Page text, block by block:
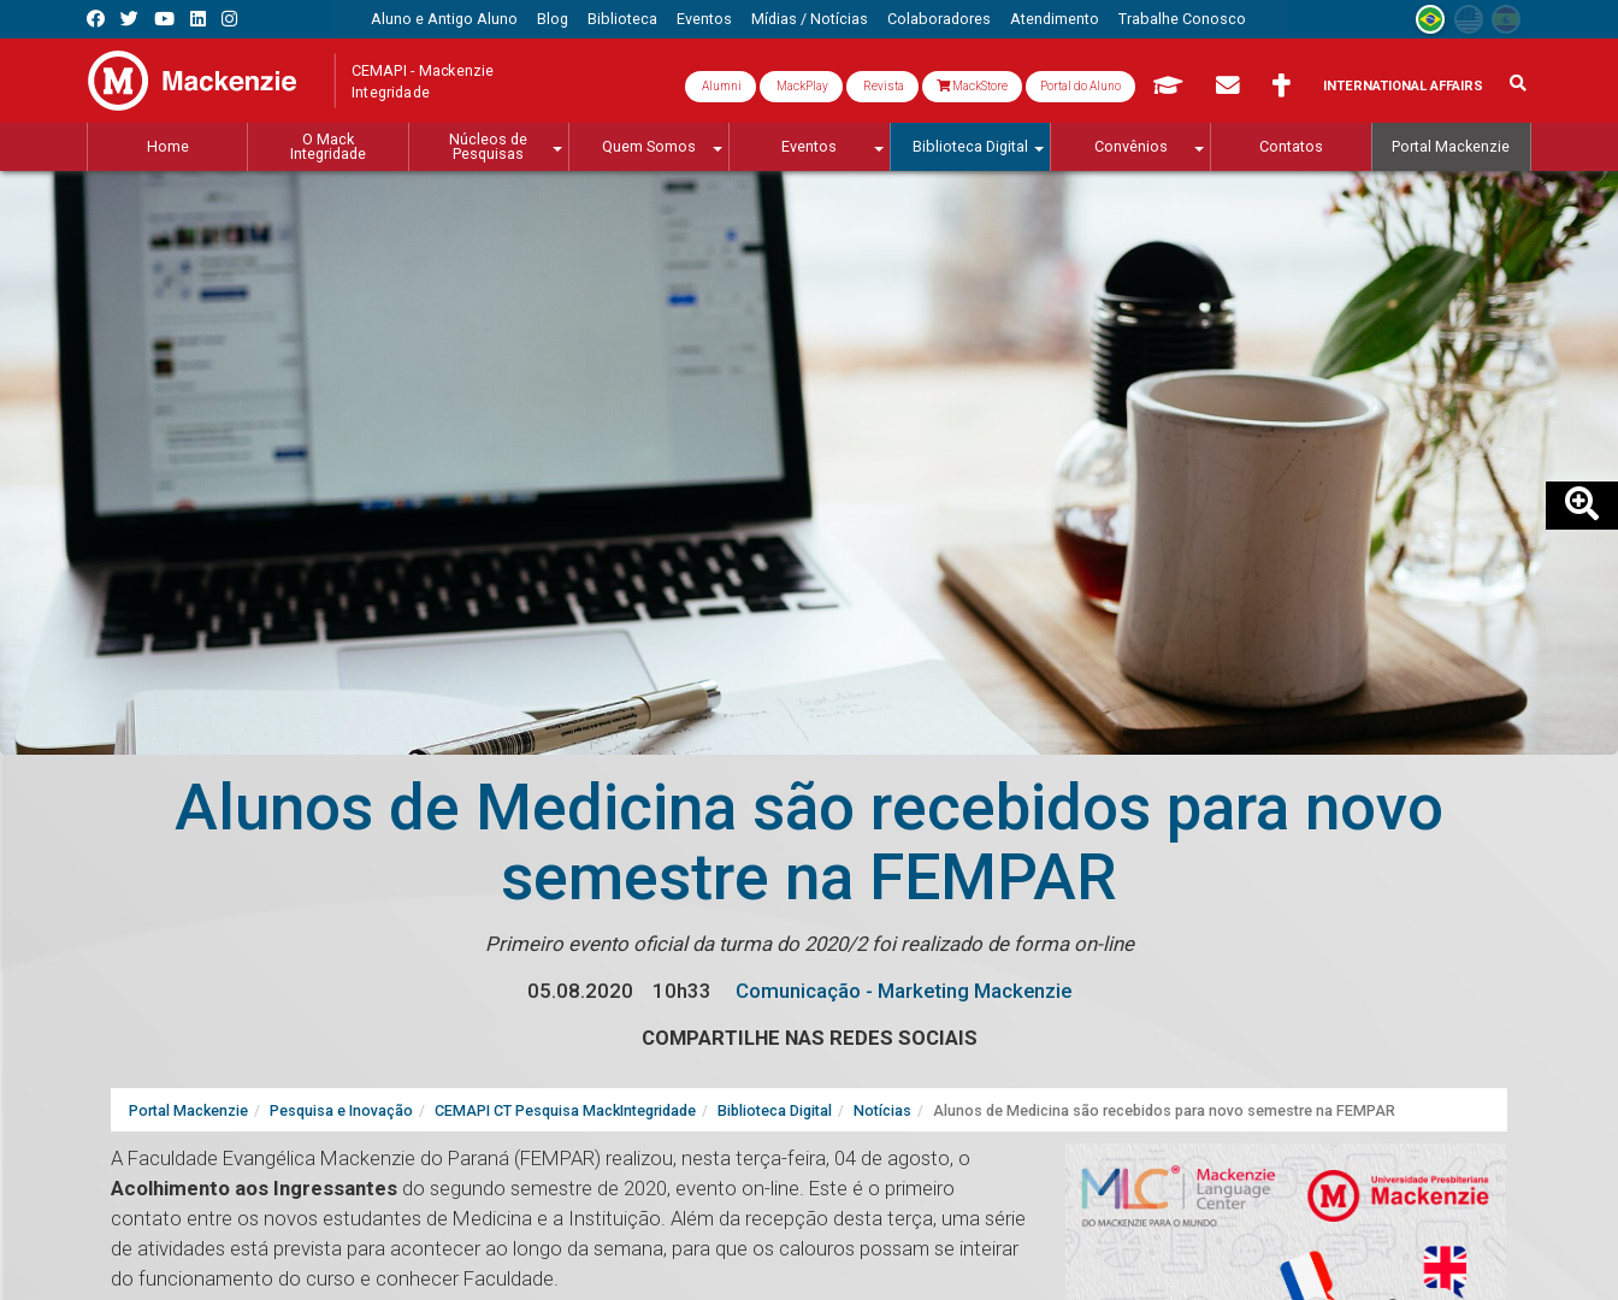
Aluno e Antigo Aluno Blog Biblioteca Eventos Mídias / Notícias Colaboradores Atendimento Trabalhe Conosco
CEMAPI - Mackenzie
Integridade Alumni MackPlay Revista MackStore Portal do Aluno INTERNATIONAL AFFAIRS
Home
O Mack
Integridade
Núcleos de
Pesquisas
Quem Somos Eventos Biblioteca Digital Convênios Contatos Portal Mackenzie
Alunos de Medicina são recebidos para novo
semestre na FEMPAR
Primeiro evento oficial da turma do 2020/2 foi realizado de forma on-line
05.08.2020
10h33
Comunicação - Marketing Mackenzie
COMPARTILHE NAS REDES SOCIAIS
Portal Mackenzie Pesquisa e Inovação CEMAPI CT Pesquisa MackIntegridade Biblioteca Digital Notícias Alunos de Medicina são recebidos para novo semestre na FEMPAR
A Faculdade Evangélica Mackenzie do Paraná (FEMPAR) realizou, nesta terça-feira, 04 de agosto, o
Acolhimento aos Ingressantes do segundo semestre de 2020, evento on-line. Este é o primeiro
contato entre os novos estudantes de Medicina e a Instituição. Além da recepção desta terça, uma série
de atividades está prevista para acontecer ao longo da semana, para que os calouros possam se inteirar
do funcionamento do curso e conhecer Faculdade.